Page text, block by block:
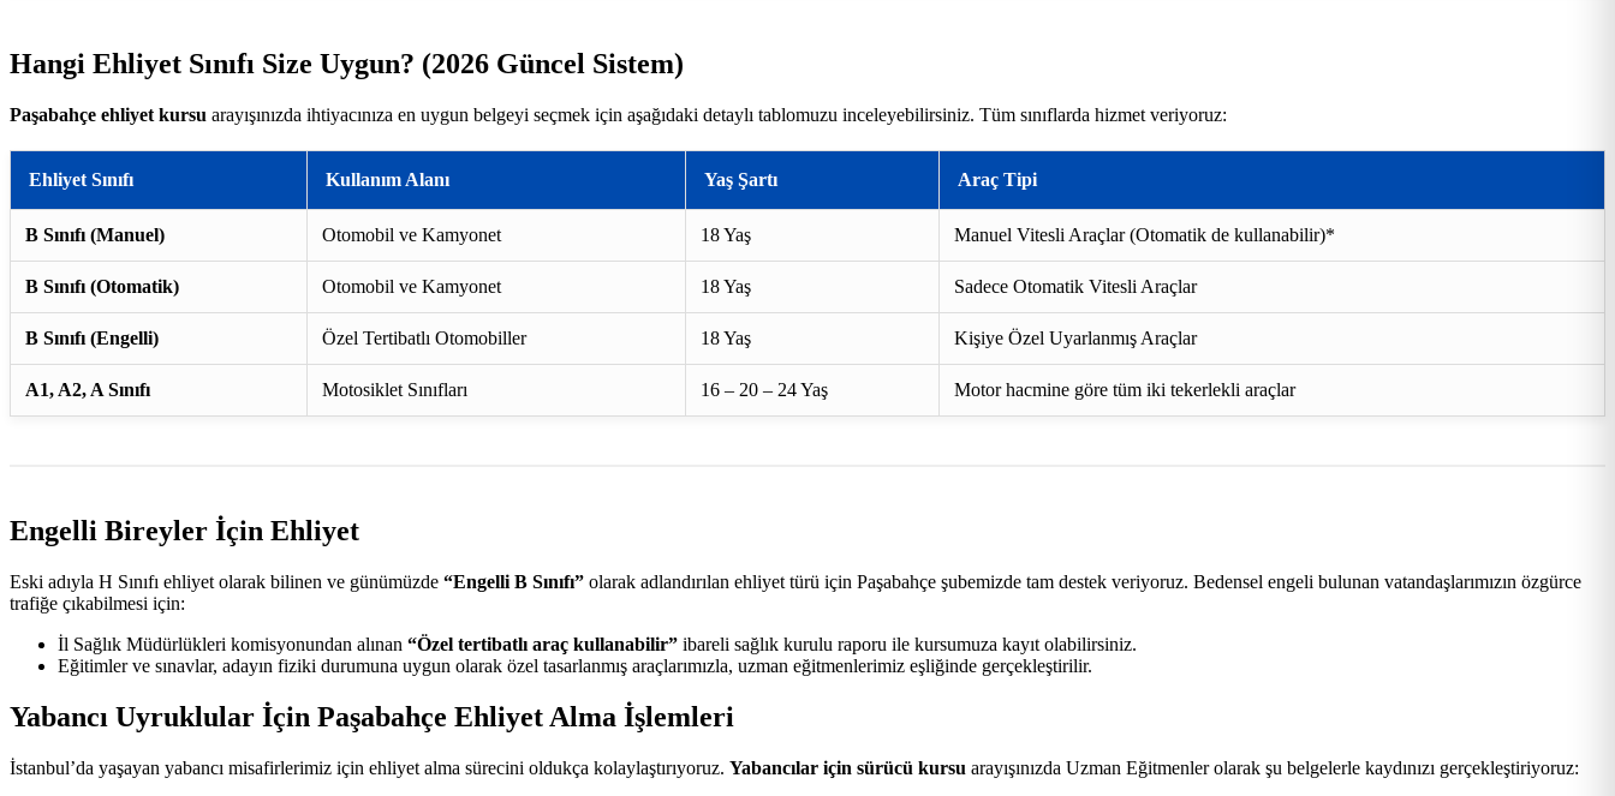
Hangi Ehliyet Sınıfı Size Uygun? (2026 Güncel Sistem)
Paşabahçe ehliyet kursu arayışınızda ihtiyacınıza en uygun belgeyi seçmek için aşağıdaki detaylı tablomuzu inceleyebilirsiniz. Tüm sınıflarda hizmet veriyoruz:
Ehliyet Sınıfı Kullanım Alanı Yaş Şartı Araç Tipi
B Sınıfı (Manuel) Otomobil ve Kamyonet 18 Yaş Manuel Vitesli Araçlar (Otomatik de kullanabilir)*
B Sınıfı (Otomatik) Otomobil ve Kamyonet 18 Yaş Sadece Otomatik Vitesli Araçlar
B Sınıfı (Engelli) Özel Tertibatlı Otomobiller 18 Yaş Kişiye Özel Uyarlanmış Araçlar
A1, A2, A Sınıfı Motosiklet Sınıfları 16 – 20 – 24 Yaş Motor hacmine göre tüm iki tekerlekli araçlar
Engelli Bireyler İçin Ehliyet
Eski adıyla H Sınıfı ehliyet olarak bilinen ve günümüzde “Engelli B Sınıfı” olarak adlandırılan ehliyet türü için Paşabahçe şubemizde tam destek veriyoruz. Bedensel engeli bulunan vatandaşlarımızın özgürce
trafiğe çıkabilmesi için:
İl Sağlık Müdürlükleri komisyonundan alınan “Özel tertibatlı araç kullanabilir” ibareli sağlık kurulu raporu ile kursumuza kayıt olabilirsiniz.
Eğitimler ve sınavlar, adayın fiziki durumuna uygun olarak özel tasarlanmış araçlarımızla, uzman eğitmenlerimiz eşliğinde gerçekleştirilir.
Yabancı Uyruklular İçin Paşabahçe Ehliyet Alma İşlemleri
İstanbul’da yaşayan yabancı misafirlerimiz için ehliyet alma sürecini oldukça kolaylaştırıyoruz. Yabancılar için sürücü kursu arayışınızda Uzman Eğitmenler olarak şu belgelerle kaydınızı gerçekleştiriyoruz: